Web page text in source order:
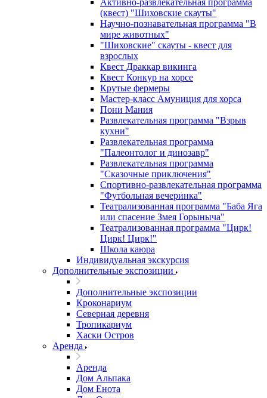
Активно-развлекательная программа
(квест) "Шиховские скауты"
Научно-познавательная программа "В
мире животных"
"Шиховские" скауты - квест для
взрослых
Квест Драккар викинга
Квест Конкур на хорсе
Крутые фермеры
Мастер-класс Амуниция для хорса
Пони Мания
Развлекательная программа "Взрыв
кухни"
Развлекательная программа
"Палеонтолог и динозавр"
Развлекательная программа
"Сказочные приключения"
Спортивно-развлекательная программа
"Футбольная вечеринка"
Театрализованная программа "Баба Яга
или спасение Змея Горыныча"
Театрализованная программа "Цирк!
Цирк! Цирк!"
Школа каюра
Индивидуальная экскурсия
Дополнительные экспозиции
Дополнительные экспозиции
Кроконариум
Северная деревня
Тропикариум
Хаски Остров
Аренда
Аренда
Дом Альпака
Дом Енота